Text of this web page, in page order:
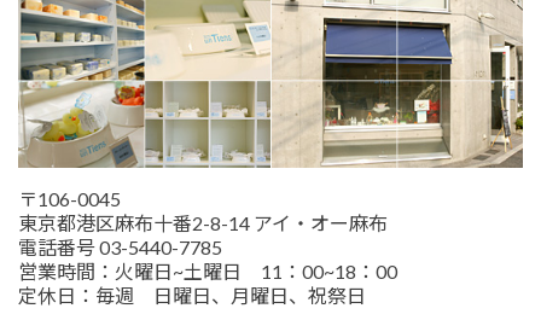
〒106-0045
東京都港区麻布十番2-8-14 アイ・オー麻布
電話番号 03-5440-7785
営業時間：火曜日~土曜日 11：00~18：00
定休日：毎週 日曜日、月曜日、祝祭日